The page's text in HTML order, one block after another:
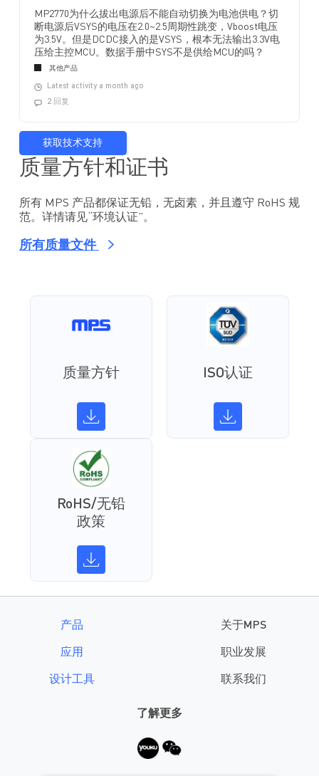
MP2770为什么拔出电源后不能自动切换为电池供电？切
断电源后VSYS的电压在2.0~2.5周期性跳变，Vboost电压
为3.5V。但是DCDC接入的是VSYS，根本无法输出3.3V电
压给主控MCU。数据手册中SYS不是供给MCU的吗？
其他产品
Latest activity a month ago
2 回复
获取技术支持
质量方针和证书
所有 MPS 产品都保证无铅，无卤素，并且遵守 RoHS 规
范。详情请见“环境认证”。
所有质量文件
质量方针 ISO认证
RoHS/无铅
政策
产品
应用
设计工具
关于MPS
职业发展
联系我们
了解更多